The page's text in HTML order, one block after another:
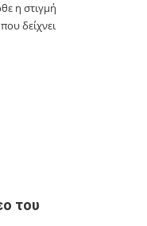
η στιγμή
δείχνει
του